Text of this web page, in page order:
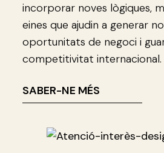
incorporar noves lògiques,
eines que ajudin a generar
oportunitats de negoci i
competitivitat internacional.
SABER-NE MÉS